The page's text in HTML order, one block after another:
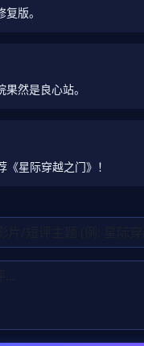
版。
然是良心站。
星际穿越之门》！